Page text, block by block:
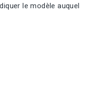
le modèle auquel